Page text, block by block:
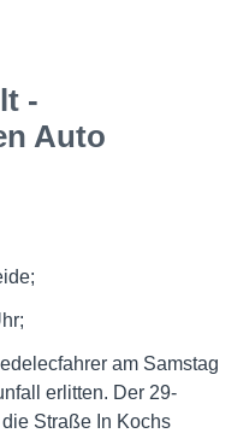
-
Auto
am Samstag
erlitten. Der 29-
Straße In Kochs